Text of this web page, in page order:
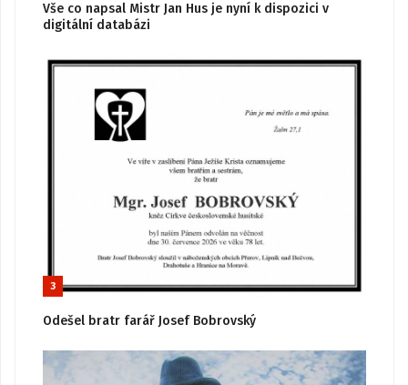
Vše co napsal Mistr Jan Hus je nyní k dispozici v
digitální databázi
3
Odešel bratr farář Josef Bobrovský